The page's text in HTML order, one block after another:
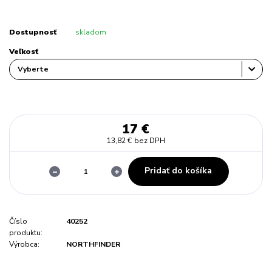
Dostupnosť skladom
Veľkosť
17 €
13,82 € bez DPH
Pridať do košíka
Číslo
produktu:
40252
Výrobca: NORTHFINDER